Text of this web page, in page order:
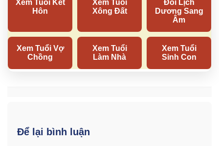
Để lại bình luận